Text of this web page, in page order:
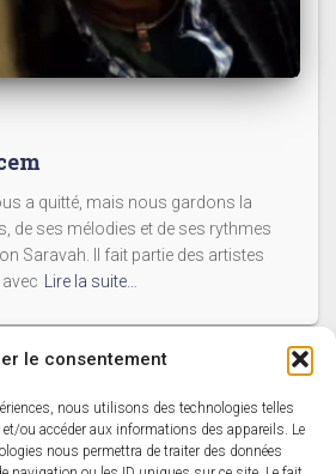
le consentement
nous utilisons des technologies telles
ou accéder aux informations des appareils. Le
nous permettra de traiter des données
a quitté, mais nous gardons la
de ses mélodies et de ses rythmes
Saravah. Il fait partie des artistes
Lire la suite…
L’ACTUALITÉ SARAVAH